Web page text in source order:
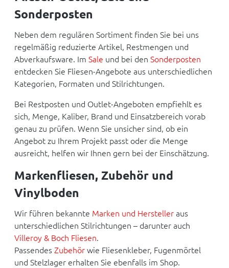
Sonderposten
Neben dem regulären Sortiment finden Sie bei uns
regelmäßig reduzierte Artikel, Restmengen und
Abverkaufsware. Im Sale und bei den Sonderposten
entdecken Sie Fliesen-Angebote aus unterschiedlichen
Kategorien, Formaten und Stilrichtungen.
Bei Restposten und Outlet-Angeboten empfiehlt es
sich, Menge, Kaliber, Brand und Einsatzbereich vorab
genau zu prüfen. Wenn Sie unsicher sind, ob ein
Angebot zu Ihrem Projekt passt oder die Menge
ausreicht, helfen wir Ihnen gern bei der Einschätzung.
Markenfliesen, Zubehör und
Vinylboden
Wir führen bekannte Marken und Herstelleraus
unterschiedlichen Stilrichtungen – darunter auch
Villeroy & Boch Fliesen.
PassendesZubehörwie Fliesenkleber, Fugenmörtel
und Stelzlager erhalten Sie ebenfalls im Shop.